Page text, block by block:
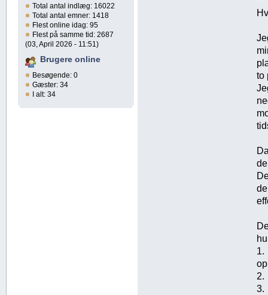
Total antal indlæg: 16022
Total antal emner: 1418
Flest online idag: 95
Flest på samme tid: 2687
(03, April 2026 - 11:51)
Brugere online
Besøgende: 0
Gæster: 34
I alt: 34
to
1.
2.
3.